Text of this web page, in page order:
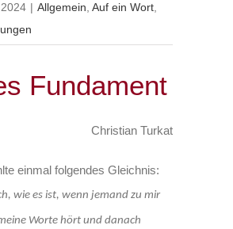
| Allgemein ,Auf ein Wort
Fundament
Christian Turkat
einmal folgendes Gleichnis:
wie es ist, wenn jemand zu mir
Worte hört und danach